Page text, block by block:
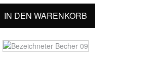
IN DEN WARENKORB